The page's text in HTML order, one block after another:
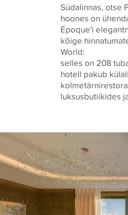
Südalinnas, otse
hoones on
Époque'i
kõige
World:
selles on 208
hotell pakub
luksusbutiikides